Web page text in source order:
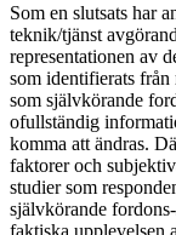
Som en slutsats har
teknik/tjänst
representationen av
som identifierats från
som självkörande
ofullständig
komma att ändras.
faktorer och
studier som
självkörande
faktiska upplevelsen